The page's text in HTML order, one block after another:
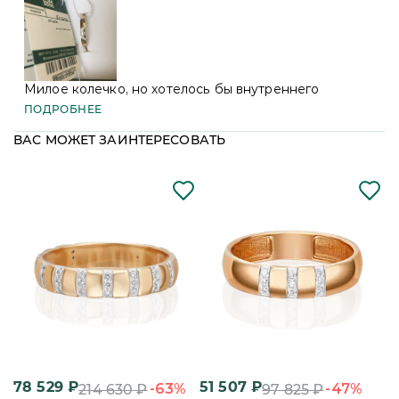
ПОДРОБНЕЕ
Милое колечко, но хотелось бы внутреннего
заполнения колечка.
ПОДРОБНЕЕ
ВАС МОЖЕТ ЗАИНТЕРЕСОВАТЬ
78 529₽214 630₽-63% 51 507₽97 825₽-47%